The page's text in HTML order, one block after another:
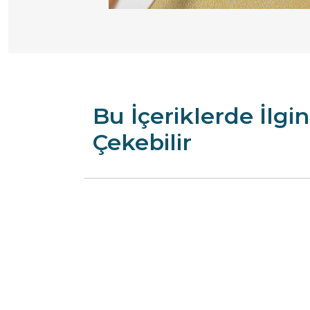
Bu İçeriklerde
Çekebilir